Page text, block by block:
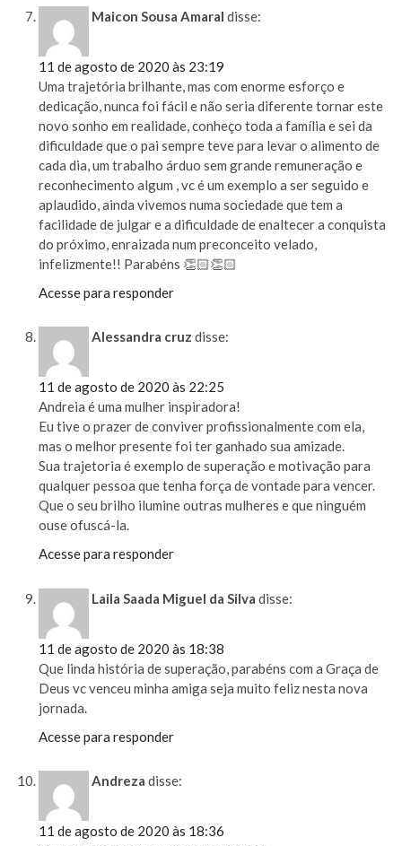
Maicon Sousa Amaral disse:
11 de agosto de 2020 às 23:19
Uma trajetória brilhante, mas com enorme esforço e
dedicação, nunca foi fácil e não seria diferente tornar este
novo sonho em realidade, conheço toda a família e sei da
dificuldade que o pai sempre teve para levar o alimento de
cada dia, um trabalho árduo sem grande remuneração e
reconhecimento algum , vc é um exemplo a ser seguido e
aplaudido, ainda vivemos numa sociedade que tem a
facilidade de julgar e a dificuldade de enaltecer a conquista
do próximo, enraizada num preconceito velado,
infelizmente!! Parabéns 👏🏻👏🏻
Acesse para responder
Alessandra cruz disse:
11 de agosto de 2020 às 22:25
Andreia é uma mulher inspiradora!
Eu tive o prazer de conviver profissionalmente com ela,
mas o melhor presente foi ter ganhado sua amizade.
Sua trajetoria é exemplo de superação e motivação para
qualquer pessoa que tenha força de vontade para vencer.
Que o seu brilho ilumine outras mulheres e que ninguém
ouse ofuscá-la.
Acesse para responder
Laila Saada Miguel da Silva disse:
11 de agosto de 2020 às 18:38
Que linda história de superação, parabéns com a Graça de
Deus vc venceu minha amiga seja muito feliz nesta nova
jornada.
Acesse para responder
Andreza disse:
11 de agosto de 2020 às 18:36